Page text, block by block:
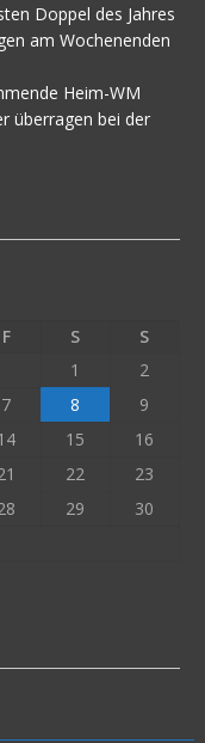
Doppel des Jahres
am Wochenenden
Heim-WM
überragen bei der
F S
S
1
2
7 8
9
15
16
22
23
29
30